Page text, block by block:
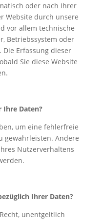
oder nach Ihrer
Website durch unsere
vor allem technische
Betriebssystem oder
Die Erfassung dieser
Sie diese Website
Daten?
um eine fehlerfreie
gewährleisten. Andere
Nutzerverhaltens
Ihrer Daten?
unentgeltlich